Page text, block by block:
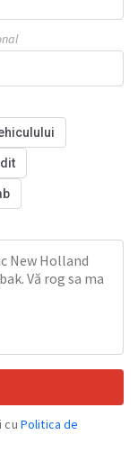
cu Politica de